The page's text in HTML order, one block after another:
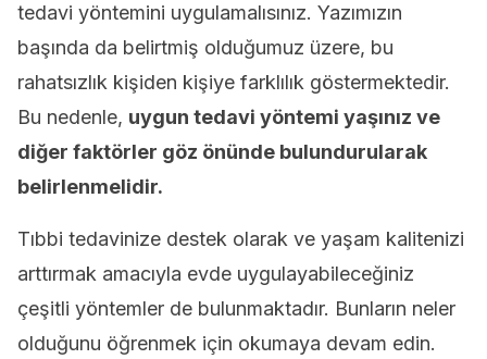
tedavi yöntemini uygulamalısınız. Yazımızın
başında da belirtmiş olduğumuz üzere, bu
rahatsızlık kişiden kişiye farklılık göstermektedir.
Bu nedenle, uygun tedavi yöntemi yaşınız ve
diğer faktörler göz önünde bulundurularak
belirlenmelidir.
Tıbbi tedavinize destek olarak ve yaşam kalitenizi
arttırmak amacıyla evde uygulayabileceğiniz
çeşitli yöntemler de bulunmaktadır. Bunların neler
olduğunu öğrenmek için okumaya devam edin.